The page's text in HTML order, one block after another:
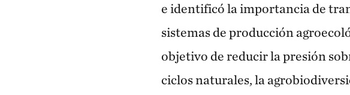
e identificó la importancia de
sistemas de producción
objetivo de reducir la presión
ciclos naturales, la